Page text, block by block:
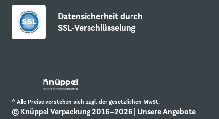
Datensicherheit durch
SSL-Verschlüsselung
* Alle Preise verstehen sich zzgl. der gesetzlichen MwSt.
© Knüppel Verpackung 2016–2026 | Unsere Angebote